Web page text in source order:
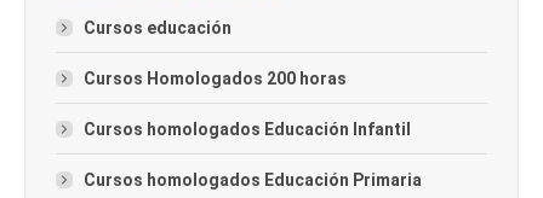
Cursos educación
Cursos Homologados 200 horas
Cursos homologados Educación Infantil
Cursos homologados Educación Primaria